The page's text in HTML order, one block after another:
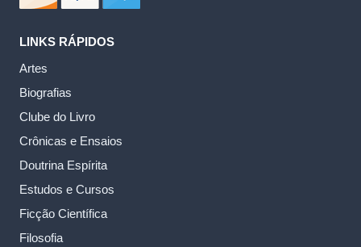
LINKS RÁPIDOS
Artes
Biografias
Clube do Livro
Crônicas e Ensaios
Doutrina Espírita
Estudos e Cursos
Ficção Científica
Filosofia